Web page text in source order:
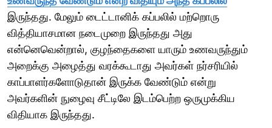
இருந்தது. மேலும் டைட்டானிக் கப்பலில் மற்றொரு
வித்தியாசமான நடைமுறை இருந்தது அது
என்னெவென்றால், குழந்தைகளை யாரும் உணவருந்தும்
அறைக்கு அழைத்து வரக்கூடாது அவர்கள் நர்சரியில்
காப்பாளர்களோடுதான் இருக்க வேண்டும் என்று
அவர்களின் நுழைவு சீட்டிலே இடம்பெற்ற ஒருமுக்கிய
விதியாக இருந்தது.